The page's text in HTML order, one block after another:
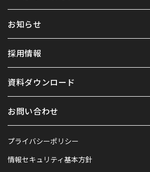
お知らせ
採用情報
資料ダウンロード
お問い合わせ
プライバシーポリシー
情報セキュリティ基本方針